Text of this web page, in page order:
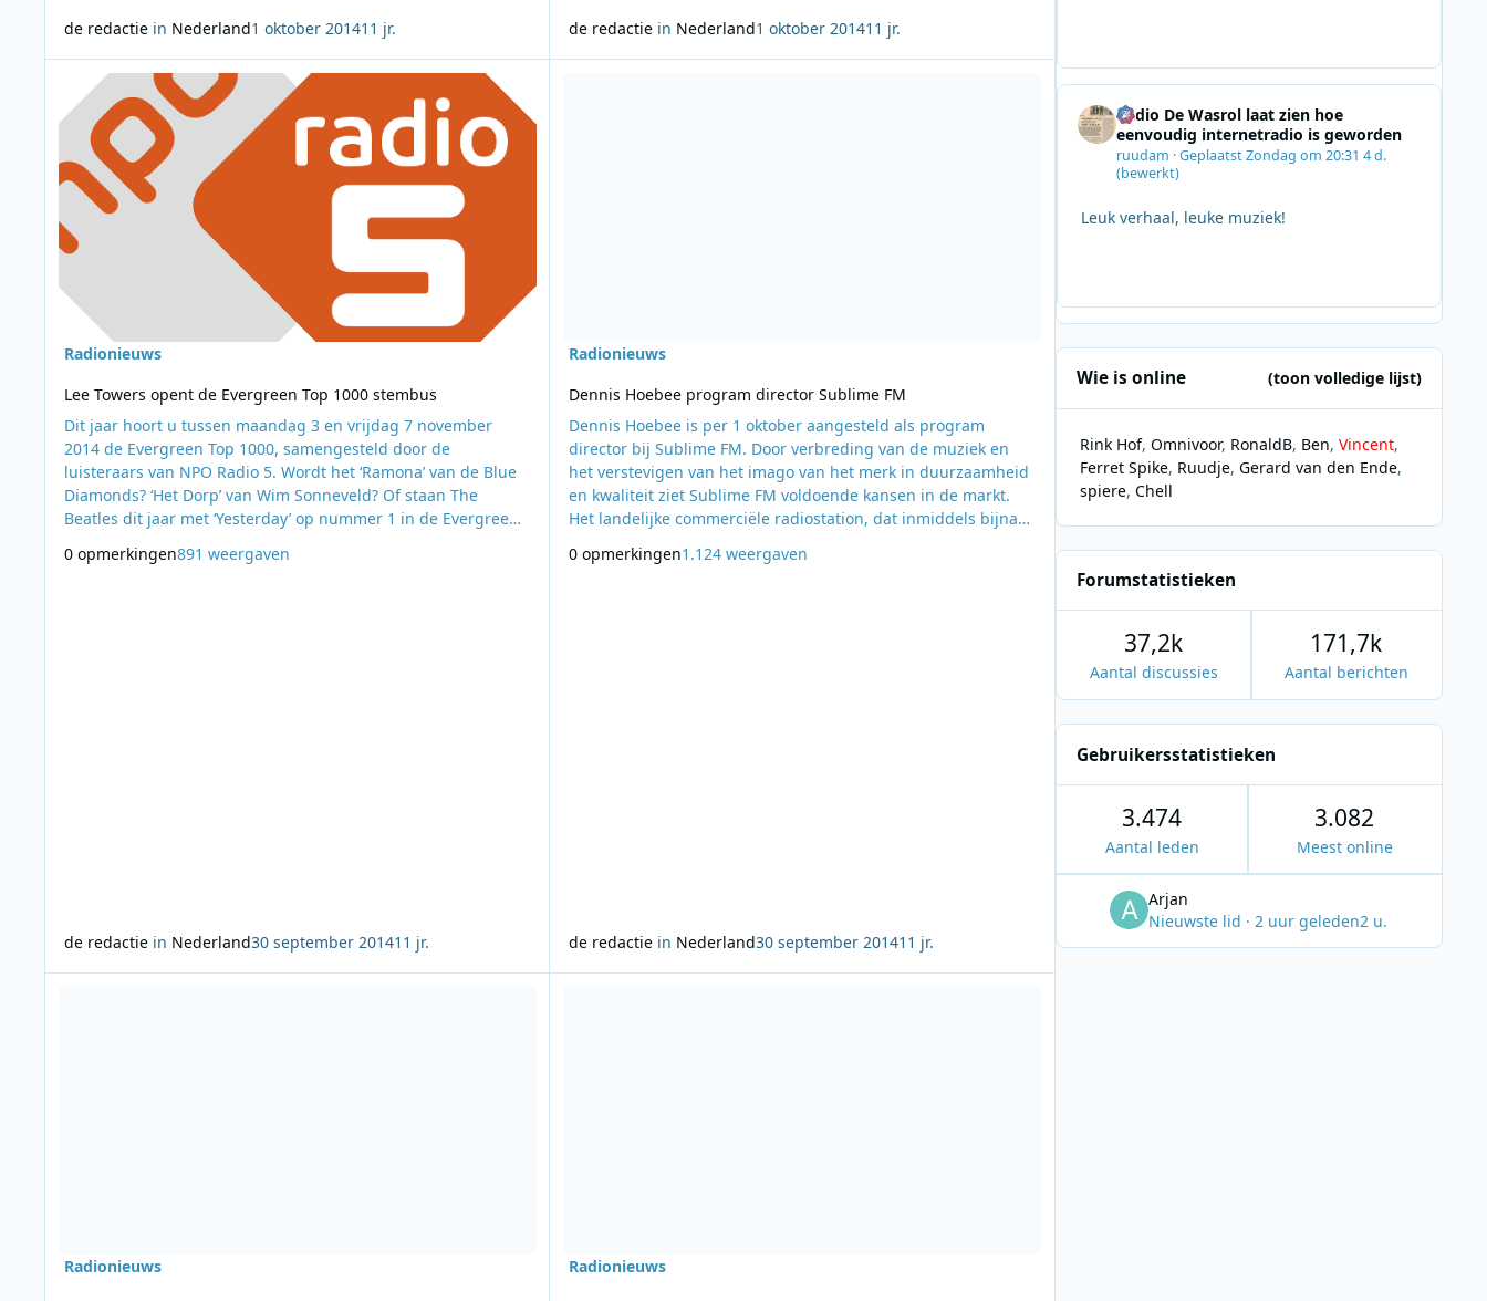
de redactiein Nederland1 oktober 201411 jr. de redactie in Nederland1 oktober 201411 jr.
Lees meer over Lee Towers opent de Evergreen Top 1000 stembus
Radionieuws
Lee Towers opent de Evergreen Top 1000 stembus
Dit jaar hoort u tussen maandag 3 en vrijdag 7 november
2014 de Evergreen Top 1000, samengesteld door de
luisteraars van NPO Radio 5. Wordt het ‘Ramona’ van de Blue
Diamonds? ‘Het Dorp’ van Wim Sonneveld? Of staan The
Beatles dit jaar met ‘Yesterday’ op nummer 1 in de Evergreen
Evergreens zijn. De stemperiode wordt op maandag 6 oktober
0 opmerkingen891 weergaven
de redactiein Nederland30 september 201411 jr.
Radionieuws
Dennis Hoebee program director Sublime FM
Dennis Hoebee is per 1 oktober aangesteld als program
director bij Sublime FM. Door verbreding van de muziek en
het verstevigen van het imago van het merk in duurzaamheid
en kwaliteit ziet Sublime FM voldoende kansen in de markt.
Het landelijke commerciële radiostation, dat inmiddels bijna
nieuwe program director heeft een prima achtergrond die
0 opmerkingen1.124 weergaven
de redactie in Nederland30 september 201411 jr.
Radionieuws
Radionieuws
Radio De Wasrol laat zien hoe
eenvoudig internetradio is geworden
ruudam ·GeplaatstZondag om 20:31 4 d.
(bewerkt)
Leuk verhaal, leuke muziek!
Wie is online (toon volledige lijst)
Rink Hof Omnivoor RonaldB Ben Vincent
Ferret Spike Ruudje Gerard van den Ende
spiere Chell
Forumstatistieken
Aantal discussies
37,2k
Aantal berichten
171,7k
Gebruikersstatistieken
3.474
Aantal leden
3.082
Meest online
Arjan
Nieuwste lid · 2 uur geleden2 u.